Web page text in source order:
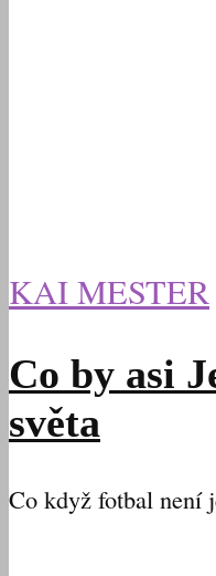
KAI MESTER
Co by asi
světa
Co když fotbal není